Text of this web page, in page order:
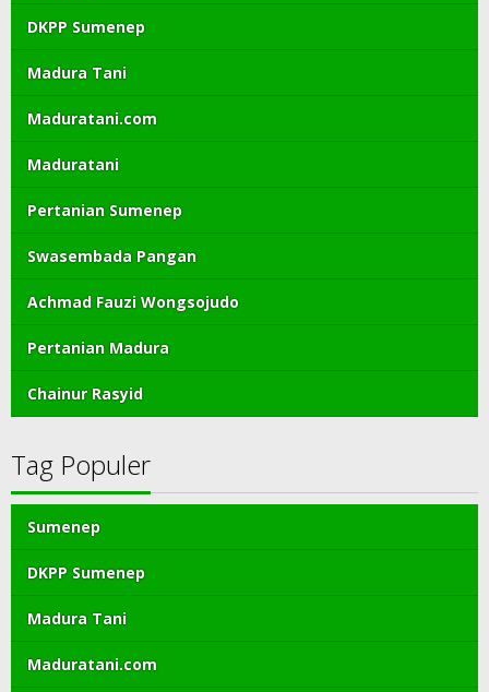
DKPP Sumenep
Madura Tani
Maduratani.com
Maduratani
Pertanian Sumenep
Swasembada Pangan
Achmad Fauzi Wongsojudo
Pertanian Madura
Chainur Rasyid
Tag Populer
Sumenep
DKPP Sumenep
Madura Tani
Maduratani.com